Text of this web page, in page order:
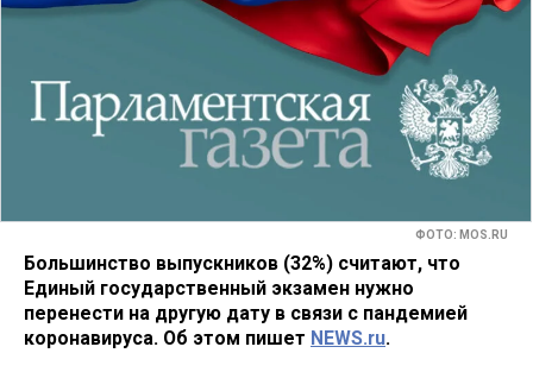
ФОТО: MOS.RU
Большинство выпускников (32%) считают, что
Единый государственный экзамен нужно
перенести на другую дату в связи с пандемией
коронавируса. Об этом пишет NEWS.ru.